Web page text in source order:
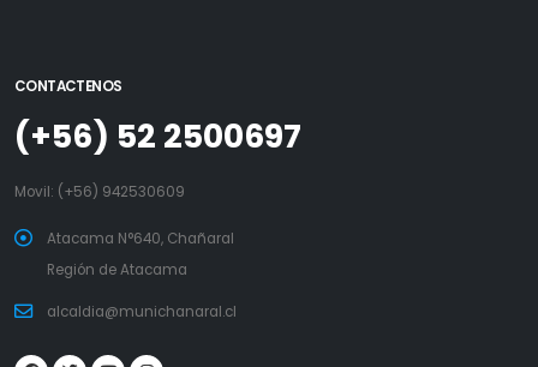
CONTACTENOS
(+56) 52 2500697
Movil: (+56) 942530609
Atacama N°640, Chañaral
Región de Atacama
alcaldia@munichanaral.cl